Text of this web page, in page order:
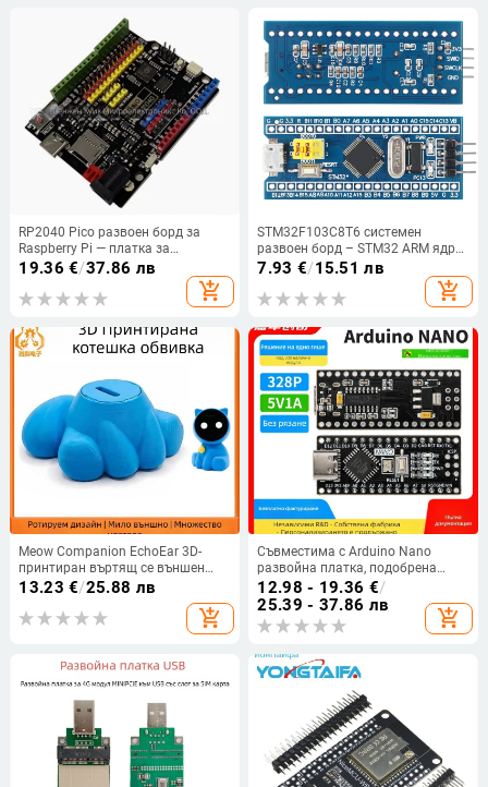
RP2040 Pico развоен борд за
Raspberry Pi — платка за
програмиране и учене на
19.36 €/37.86 лв
add_shopping_cart
STM32F103C8T6 системен
развоен борд – STM32 ARM ядро
платка за образование, IP20,
7.93 €/15.51 лв
add_shopping_cart
Meow Companion EchoEar 3D-
принтиран въртящ се външен
корпус за котка, LCD-съвместим
13.23 €/25.88 лв
add_shopping_cart
Съвместима с Arduino Nano
развойна платка, подобрена
версия ATmega328P
микроконтролер, платка за
програмиране за начинаещи
12.98 - 19.36 €/
25.39 - 37.86 лв
add_shopping_cart